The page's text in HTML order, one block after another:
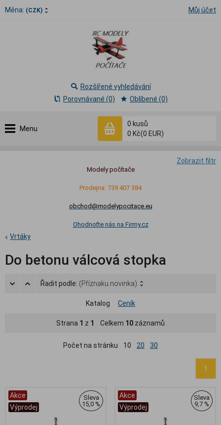
Měna: (CZK) Můj účet
Menu
0 kusů
0 Kč(0 EUR)
Rozšířené vyhledávání
Porovnávané (0)
Oblíbené (0)
Zobrazit filtr
Modely počítače
Prodejna: 739 407 384
obchod@modelypocitace.eu
Ohodnoťte nás na Firmy.cz
Vrtáky
Do betonu válcová stopka
Řadit podle: (Příznaku novinka)
Katalog Ceník
Strana 1 z 1 Celkem 10 záznamů
Počet na stránku 10 20 30
1
Akce
Výprodej
Sleva
15,0 %
Akce
Výprodej
Sleva
9,7 %